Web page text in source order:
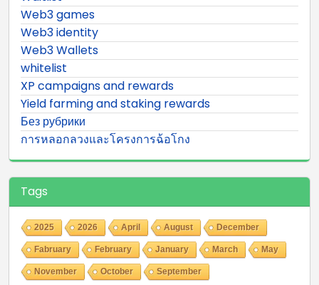
Web3 games
Web3 identity
Web3 Wallets
whitelist
XP campaigns and rewards
Yield farming and staking rewards
Без рубрики
การหลอกลวงและโครงการฉ้อโกง
Tags
2025 2026 April August December
Fabruary February January March May
November October September